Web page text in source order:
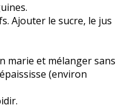
Ajouter le sucre, le jus
marie et mélanger sans
(environ